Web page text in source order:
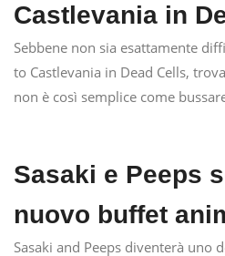
Castlevania in
Sebbene non sia esattamente
to Castlevania in Dead Cells,
non è così semplice come
Sasaki e Peeps
nuovo buffet
Sasaki and Peeps diventerà uno